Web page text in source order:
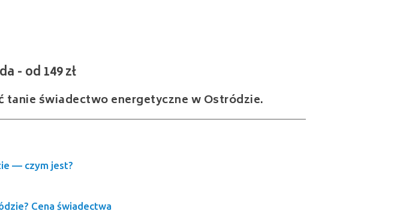
świadectwo energetyczne w Ostródzie.
— czym jest?
Cena świadectwa